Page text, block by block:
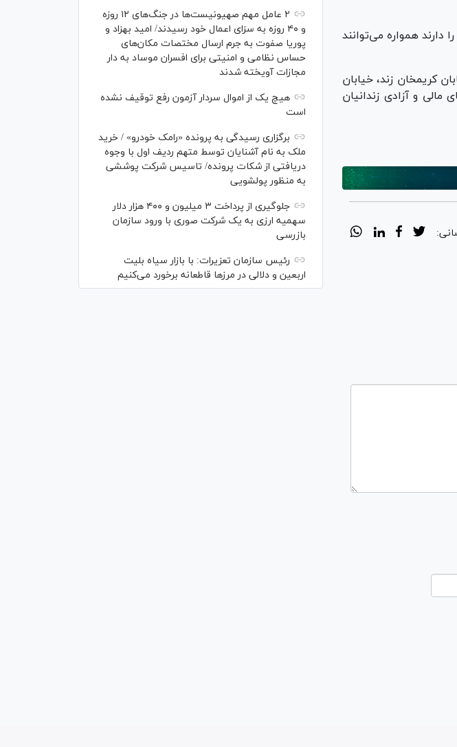
همواره می‌توانند
کریمخان زند، خیابان
با نحوه ارسال کمک‌های مالی و آزادی زندانیان
۲ عامل مهم صهیونیست‌ها در جنگ‌های ۱۲ روزه
و ۴۰ روزه به سزای اعمال خود رسیدند/ امید بهزاد و
پوریا صفوت به جرم ارسال مختصات مکان‌های
حساس نظامی و امنیتی برای افسران موساد به دار
مجازات آویخته شدند
هیچ یک از اموال سردار آزمون رفع توقیف نشده
است
برگزاری رسیدگی به پرونده «رامک خودرو» / خرید
ملک به نام آشنایان توسط متهم ردیف اول با وجوه
دریافتی از شکات پرونده/ تاسیس شرکت پوششی
به منظور پولشویی
جلوگیری از پرداخت ۳ میلیون و ۴۰۰ هزار دلار
سهمیه ارزی به یک شرکت صوری با ورود سازمان
بازرسی
رئیس سازمان تعزیرات: با بازار سیاه بلیت
اربعین و دلالی در مرز‌ها قاطعانه برخورد می‌کنیم